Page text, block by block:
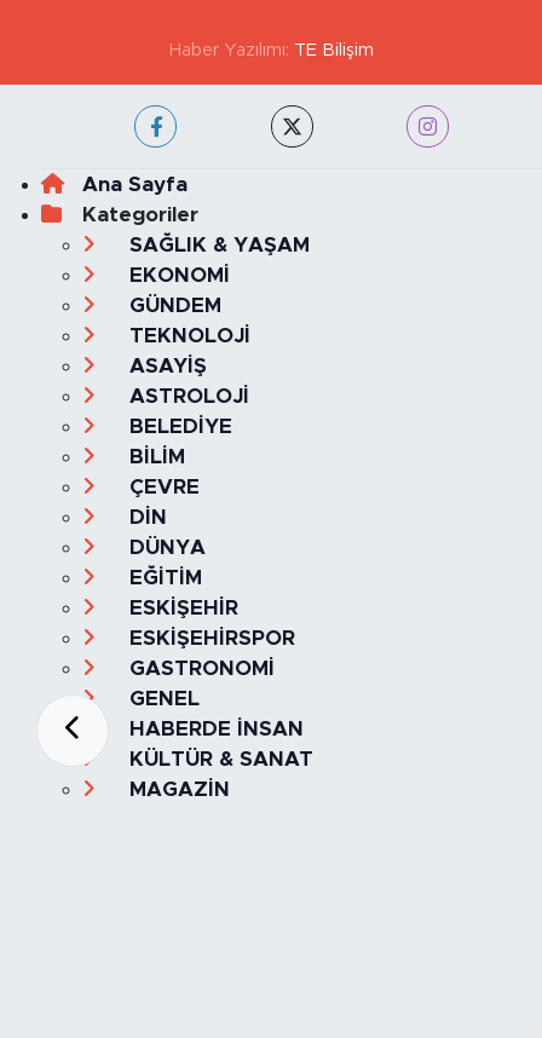
Haber Yazılımı: TE Bilişim
Ana Sayfa
Kategoriler
SAĞLIK & YAŞAM
EKONOMİ
GÜNDEM
TEKNOLOJİ
ASAYİŞ
ASTROLOJİ
BELEDİYE
BİLİM
ÇEVRE
DİN
DÜNYA
EĞİTİM
ESKİŞEHİR
ESKİŞEHİRSPOR
GASTRONOMİ
GENEL
HABERDE İNSAN
KÜLTÜR & SANAT
MAGAZİN